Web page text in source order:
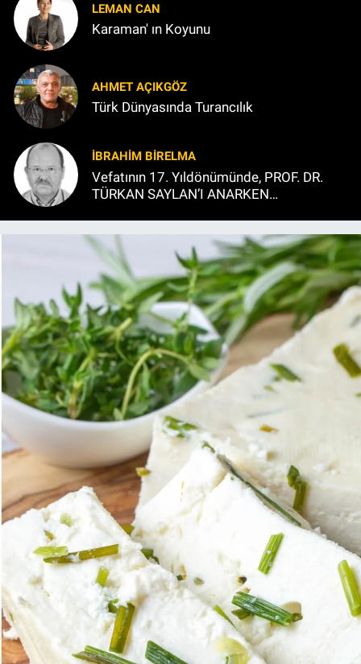
LEMAN CAN
Karaman' ın Koyunu
AHMET AÇIKGÖZ
Türk Dünyasında Turancılık
İBRAHIM BİRELMA
Vefatının 17. Yıldönümünde, PROF. DR.
TÜRKAN SAYLAN’I ANARKEN…